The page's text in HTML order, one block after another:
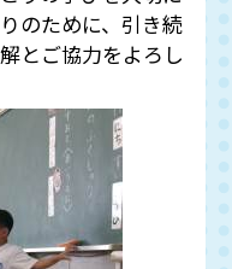
のために、引き続
とご協力をよろし